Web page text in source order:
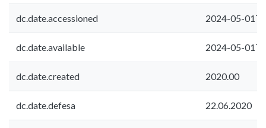
dc.date.accessioned 2024-05-
dc.date.available 2024-05-
dc.date.created 2020.00
dc.date.defesa 22.06.2020